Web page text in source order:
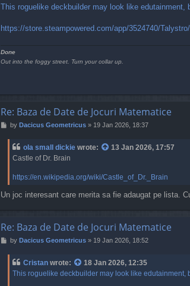
s
This roguelike deckbuilder may look like
https://store.steampowered.com/app/3524740/Talystro/
Done
Out into the foggy street. Turn your collar up.
Re: Baza de Date de Jocuri Matematice
Pby Dacicus Geometricus» 19 Jan 2026, 18:37
ola small dickie wrote:
13 Jan 2026, 17:57
Castle of Dr. Brain
https://en.wikipedia.org/wiki/Castle_of_Dr._Brain
Un joc interesant care merita sa fie adaugat pe lista.
Re: Baza de Date de Jocuri Matematice
Pby Dacicus Geometricus» 19 Jan 2026, 18:52
Cristan wrote:
18 Jan 2026, 12:35
This roguelike deckbuilder may look like